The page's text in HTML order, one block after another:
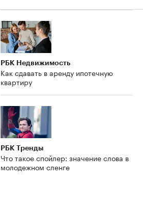
РБК Недвижимость
Как сдавать в аренду ипотечную
квартиру
РБК Тренды
Что такое спойлер: значение слова в
молодежном сленге